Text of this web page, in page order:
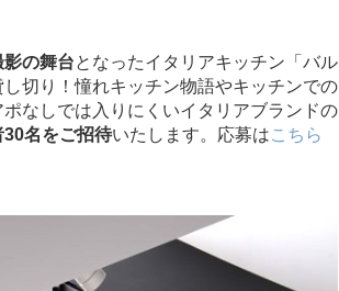
の舞台となったイタリアキッチン「バル
切り！憧れキッチン物語やキッチンでの
なしでは入りにくいイタリアブランドの
30名をご招待いたします。応募はこちら